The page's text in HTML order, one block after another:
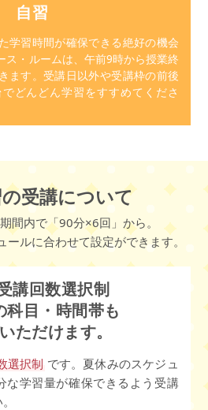
自習
学習時間が確保できる絶好の機会
ス・ルームは、午前9時から授業終
ます。受講日以外や受講枠の前後
どんどん学習をすすめてくださ
受講について
間内で「90分×6回」から。
ルに合わせて設定ができます。
講回数選択制
科目・時間帯も
ただけます。
選択制 です。夏休みのスケジュ
な学習量が確保できるよう受講